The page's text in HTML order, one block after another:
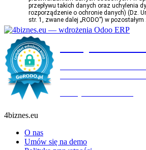
4biznes.eu
O nas
Umów się na demo